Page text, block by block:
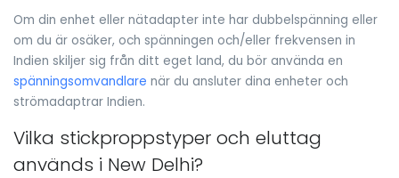
Om din enhet eller nätadapter inte har dubbelspänning eller
om du är osäker, och spänningen och/eller frekvensen in
Indien skiljer sig från ditt eget land, du bör använda en
spänningsomvandlare när du ansluter dina enheter och
strömadaptrar Indien.
Vilka stickproppstyper och eluttag
används i New Delhi?